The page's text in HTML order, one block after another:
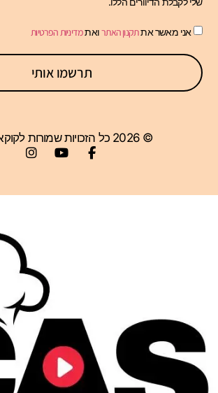
אני מאשר אתתקנון האתרואתמדיניות הפרטיות
תרשמו אותי
© 2026 כל הזכויות שמורות לקוקאנדשוט